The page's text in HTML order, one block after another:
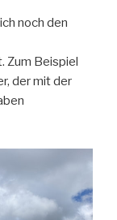
noch den
Zum Beispiel
der mit der